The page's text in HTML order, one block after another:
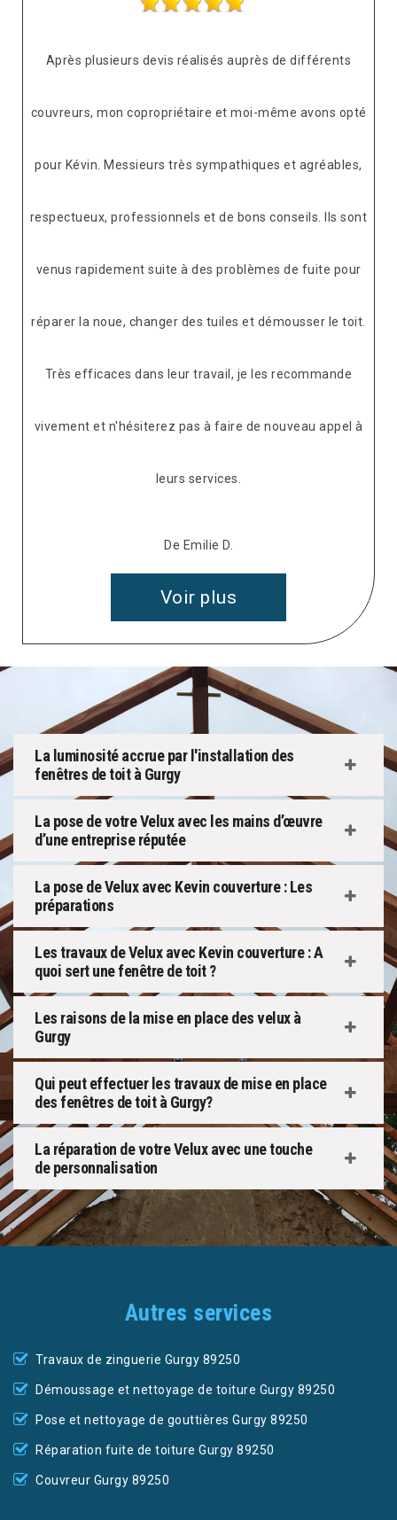
Après plusieurs devis réalisés auprès de différents
couvreurs, mon copropriétaire et moi-même avons opté
pour Kévin. Messieurs très sympathiques et agréables,
respectueux, professionnels et de bons conseils. Ils sont
venus rapidement suite à des problèmes de fuite pour
réparer la noue, changer des tuiles et démousser le toit.
Très efficaces dans leur travail, je les recommande
vivement et n'hésiterez pas à faire de nouveau appel à
leurs services.
De Emilie D.
Voir plus
La luminosité accrue par l'installation des
fenêtres de toit à Gurgy
La pose de votre Velux avec les mains d’œuvre
d’une entreprise réputée
La pose de Velux avec Kevin couverture : Les
préparations
Les travaux de Velux avec Kevin couverture : A
quoi sert une fenêtre de toit ?
Les raisons de la mise en place des velux à
Gurgy
Qui peut effectuer les travaux de mise en place
des fenêtres de toit à Gurgy?
La réparation de votre Velux avec une touche
de personnalisation
Autres services
Travaux de zinguerie Gurgy 89250
Démoussage et nettoyage de toiture Gurgy 89250
Pose et nettoyage de gouttières Gurgy 89250
Réparation fuite de toiture Gurgy 89250
Couvreur Gurgy 89250